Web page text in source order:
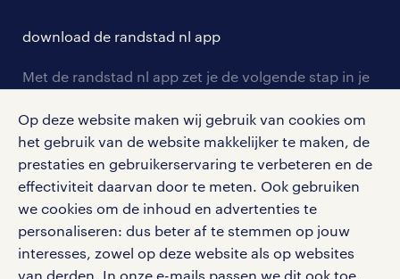
Op deze website maken wij gebruik van cookies om
het gebruik van de website makkelijker te maken, de
prestaties en gebruikerservaring te verbeteren en de
effectiviteit daarvan door te meten. Ook gebruiken
we cookies om de inhoud en advertenties te
personaliseren: dus beter af te stemmen op jouw
interesses, zowel op deze website als op websites
van derden. In onze e-mails passen we dit ook toe.
tarieven
personeel gezocht
aanmelden nieuwsbrief
solliciteren
salarischecker
bruto-netto calculator
onze vestigingen
pers
klachten en misstanden
download de randstad nl app
Met de randstad nl app zet je de volgende stap in je
en ontvang berichten van je intercedent.
Eenvoudig, snel en overal.
apple app store
google play store